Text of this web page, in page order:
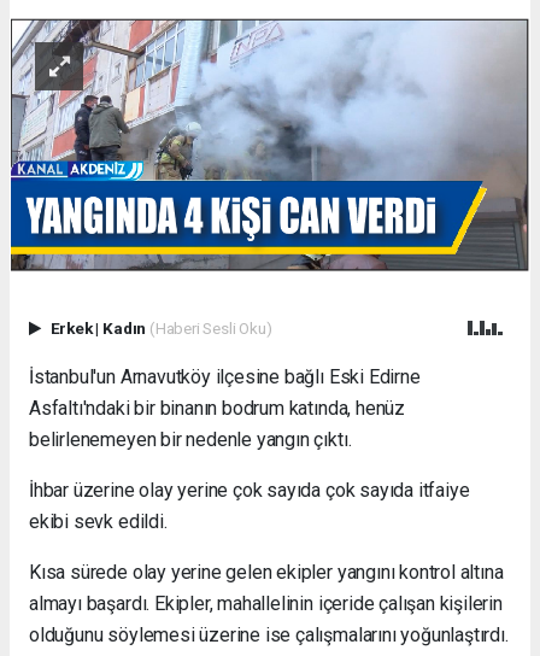
Erkek| Kadın (Haberi Sesli Oku)
İstanbul'un Arnavutköy ilçesine bağlı Eski Edirne
Asfaltı'ndaki bir binanın bodrum katında, henüz
belirlenemeyen bir nedenle yangın çıktı.
İhbar üzerine olay yerine çok sayıda çok sayıda itfaiye
ekibi sevk edildi.
Kısa sürede olay yerine gelen ekipler yangını kontrol altına
almayı başardı. Ekipler, mahallelinin içeride çalışan kişilerin
olduğunu söylemesi üzerine ise çalışmalarını yoğunlaştırdı.